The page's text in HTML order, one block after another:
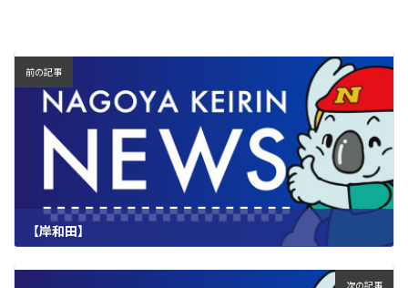
前の記事
【岸和田】
次の記事